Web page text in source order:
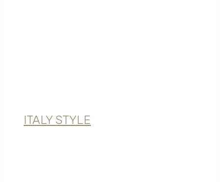
ITALY STYLE